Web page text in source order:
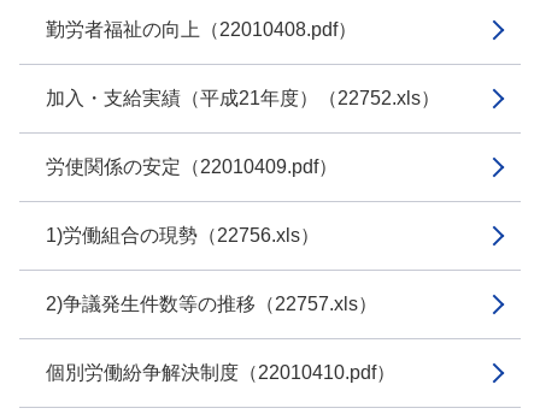
勤労者福祉の向上（22010408.pdf）
加入・支給実績（平成21年度）（22752.xls）
労使関係の安定（22010409.pdf）
1)労働組合の現勢（22756.xls）
2)争議発生件数等の推移（22757.xls）
個別労働紛争解決制度（22010410.pdf）